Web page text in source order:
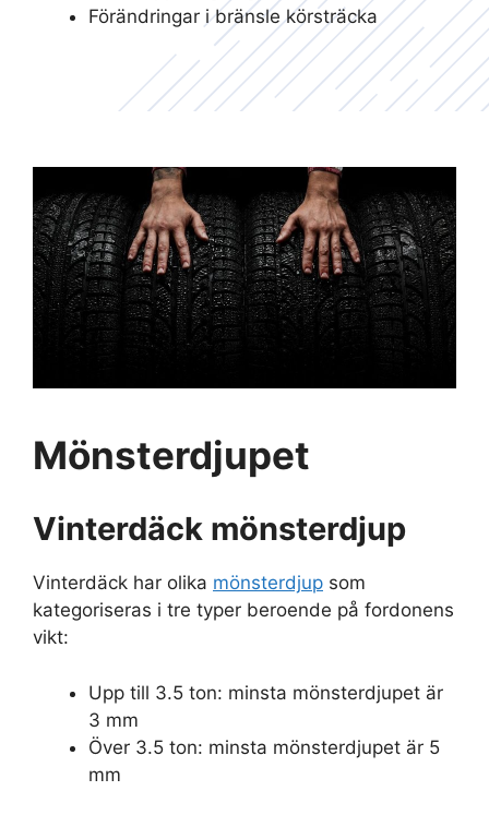
Förändringar i bränsle körsträcka
Mönsterdjupet
Vinterdäck mönsterdjup
Vinterdäck har olika mönsterdjup som
kategoriseras i tre typer beroende på fordonens
vikt:
Upp till 3.5 ton: minsta mönsterdjupet är
3 mm
Över 3.5 ton: minsta mönsterdjupet är 5
mm